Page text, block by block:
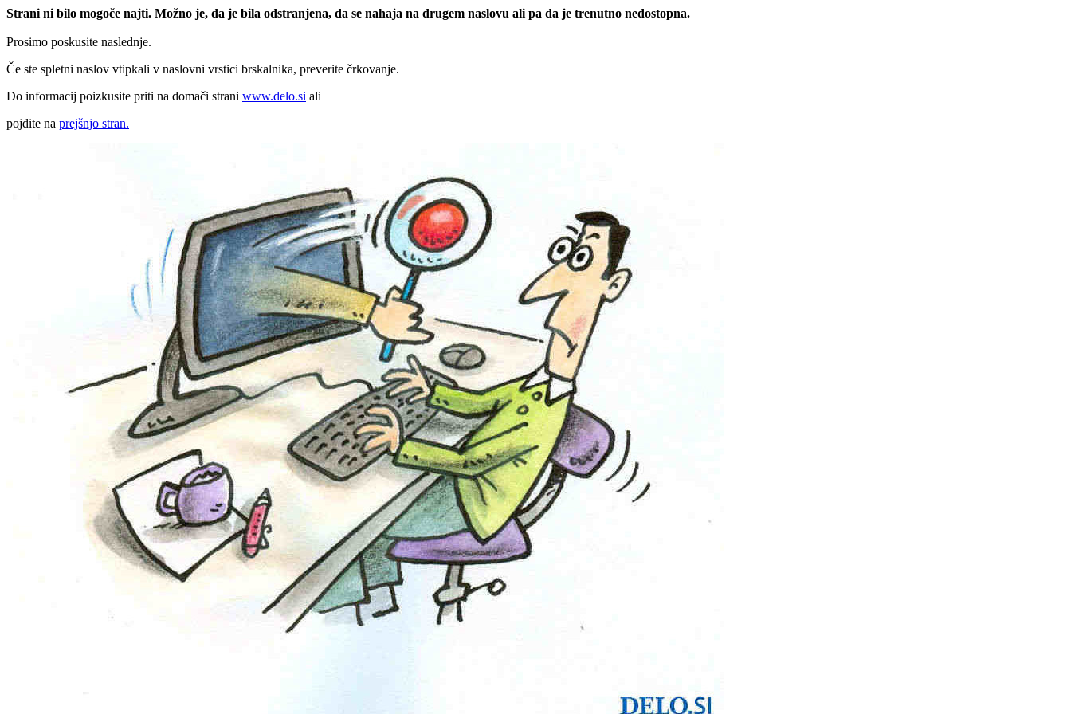
Strani ni bilo mogoče najti. Možno je, da je bila odstranjena, da se nahaja na drugem naslovu ali pa da je trenutno nedostopna.
Prosimo poskusite naslednje.
Če ste spletni naslov vtipkali v naslovni vrstici brskalnika, preverite črkovanje.
Do informacij poizkusite priti na domači strani www.delo.si ali
pojdite na prejšnjo stran.